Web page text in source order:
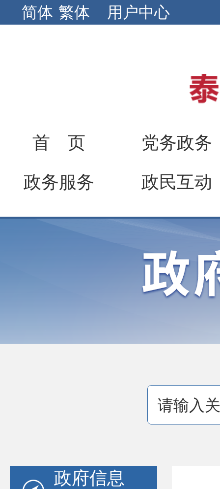
简体 繁体 用户中心
首 页
党务政务
政务服务
政民互动
政府信息